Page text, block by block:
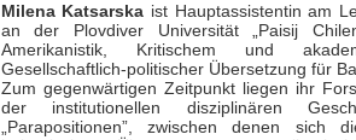
Milena Katsarska ist Hauptassistentin am
an der Plovdiver Universität „Paisij
Amerikanistik, Kritischem und
Gesellschaftlich-politischer Übersetzung für
Zum gegenwärtigen Zeitpunkt liegen ihr
der institutionellen disziplinären
„Parapositionen”, zwischen denen